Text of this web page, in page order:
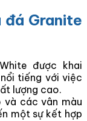
Granite
được khai
tiếng với việc
lượng cao.
và các vân màu
một sự kết hợp